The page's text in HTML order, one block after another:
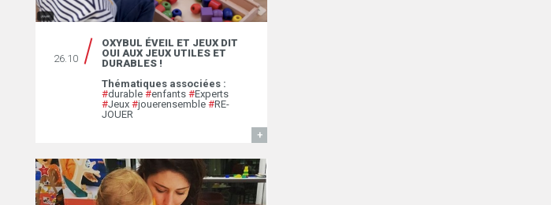
26.10
OXYBUL ÉVEIL ET JEUX DIT
OUI AUX JEUX UTILES ET
DURABLES !
Thématiques associées :
#durable #enfants #Experts
#Jeux #jouerensemble #RE-
JOUER